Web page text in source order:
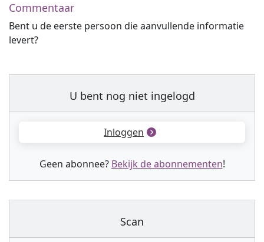
Commentaar
Bent u de eerste persoon die aanvullende informatie
levert?
U bent nog niet ingelogd
Inloggen
Geen abonnee? Bekijk de abonnementen!
Scan